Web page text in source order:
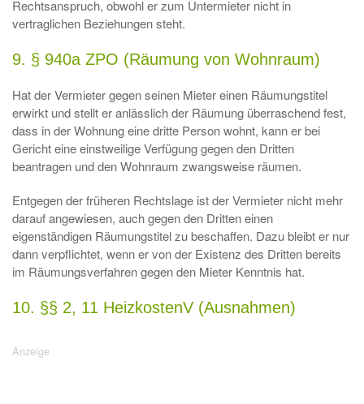
Rechtsanspruch, obwohl er zum Untermieter nicht in
vertraglichen Beziehungen steht.
9. § 940a ZPO (Räumung von Wohnraum)
Hat der Vermieter gegen seinen Mieter einen Räumungstitel
erwirkt und stellt er anlässlich der Räumung überraschend fest,
dass in der Wohnung eine dritte Person wohnt, kann er bei
Gericht eine einstweilige Verfügung gegen den Dritten
beantragen und den Wohnraum zwangsweise räumen.
Entgegen der früheren Rechtslage ist der Vermieter nicht mehr
darauf angewiesen, auch gegen den Dritten einen
eigenständigen Räumungstitel zu beschaffen. Dazu bleibt er nur
dann verpflichtet, wenn er von der Existenz des Dritten bereits
im Räumungsverfahren gegen den Mieter Kenntnis hat.
10. §§ 2, 11 HeizkostenV (Ausnahmen)